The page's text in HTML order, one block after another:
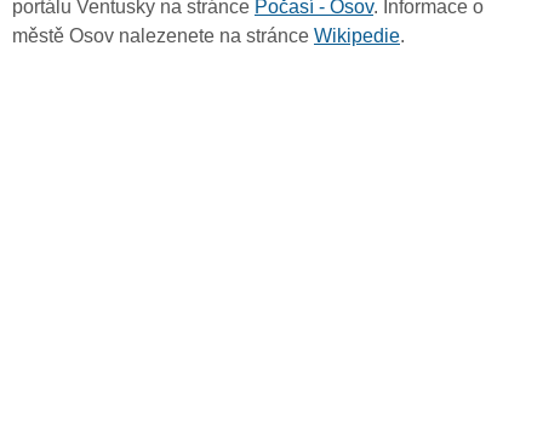
portálu Ventusky na stránce Počasí - Osov. Informace o
městě Osov nalezenete na stránce Wikipedie.